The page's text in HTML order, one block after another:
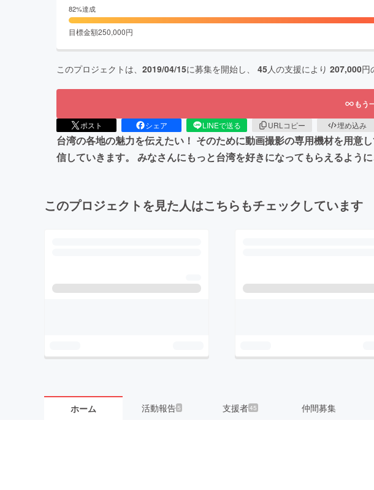
82%達成
目標金額250,000円
このプロジェクトは、 2019/04/15に募集を開始し、 45人の支援により 207,000円
もう
ポスト シェア LINEで送る URLコピー 埋め込み
台湾の各地の魅力を伝えたい！ そのために動画撮影の専用機材を用
信していきます。 みなさんにもっと台湾を好きになってもらえるよう
このプロジェクトを見た人はこちらもチェックしています
ホーム 活動報告5 支援者45 仲間募集